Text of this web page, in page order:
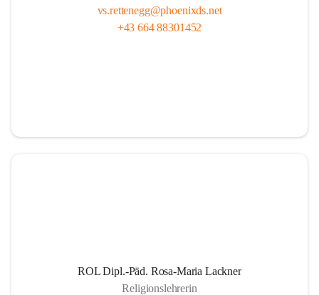
vs.rettenegg@phoenixds.net
+43 664 88301452
ROL Dipl.-Päd. Rosa-Maria Lackner
Religionslehrerin